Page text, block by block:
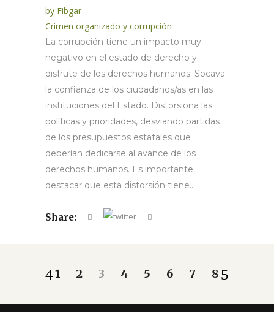
by Fibgar
Crimen organizado y corrupción
La corrupción tiene un impacto muy
negativo en el estado de derecho y
disfrute de los derechos humanos. Socava
la confianza de los ciudadanos/as en las
instituciones del Estado. Distorsiona las
políticas y prioridades, desviando partidas
de los presupuestos estatales que
deberían dedicarse al avance de los
derechos humanos. Es importante
destacar que esta distorsión tiene...
Share:
1 2 3 4 5 6 7 8